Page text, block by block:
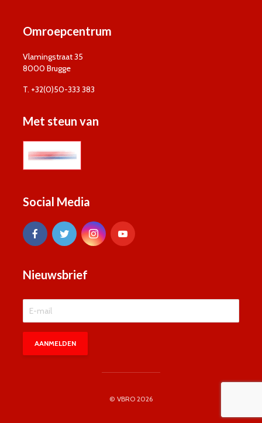
Omroepcentrum
Vlamingstraat 35
8000 Brugge
T. +32(0)50-333 383
Met steun van
Social Media
Nieuwsbrief
© VBRO 2026